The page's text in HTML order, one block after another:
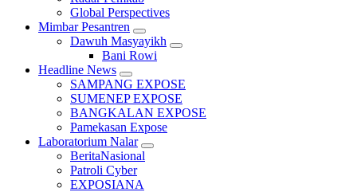
Global Perspectives
Mimbar Pesantren
Dawuh Masyayikh
Bani Rowi
Headline News
SAMPANG EXPOSE
SUMENEP EXPOSE
BANGKALAN EXPOSE
Pamekasan Expose
Laboratorium Nalar
BeritaNasional
Patroli Cyber
EXPOSIANA